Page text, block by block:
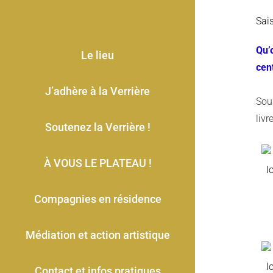
Le lieu
J’adhère à la Verrière
Soutenez la Verrière !
À VOUS LE PLATEAU !
Compagnies en résidence
Médiation et action artistique